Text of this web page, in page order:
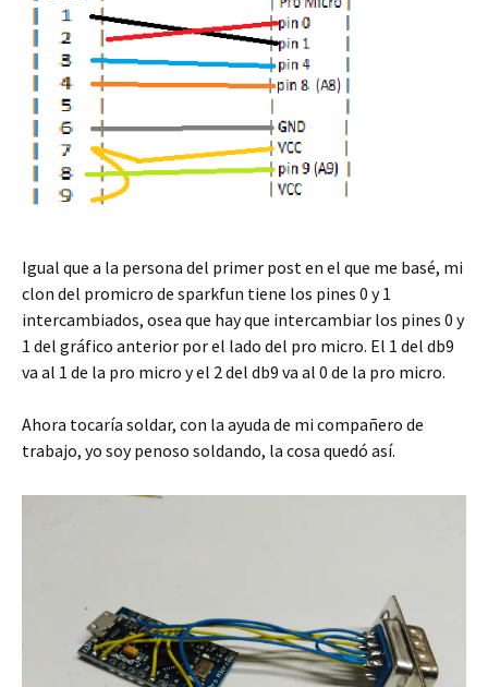
Igual que a la persona del primer post en el que me basé, mi
clon del promicro de sparkfun tiene los pines 0 y 1
intercambiados, osea que hay que intercambiar los pines 0 y
1 del gráfico anterior por el lado del pro micro. El 1 del db9
va al 1 de la pro micro y el 2 del db9 va al 0 de la pro micro.
Ahora tocaría soldar, con la ayuda de mi compañero de
trabajo, yo soy penoso soldando, la cosa quedó así.